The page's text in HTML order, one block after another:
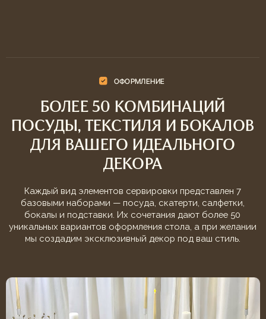
НЕ НАШЛИ ПОДХОДЯЩИЙ
СТИЛЬ? МЫ СОЗДАДИМ
УНИКАЛЬНЫЙ ДЕКОР
СПЕЦИАЛЬНО ДЛЯ ВАС
7
РАЗЛИЧНЫХ НАБОРОВ
ПРИБОРОВ, ПОСУДЫ И ДЕКОРА
4.9 из 5
ОЦЕНКА КОМПАНИИ
НА 2ГИС
7 лет